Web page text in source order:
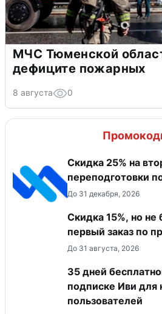
МЧС Тюменской
дефиците пожарных
8 августа 0
Скидка 25% на
переподготовки
До 31 декабря, 2026
Скидка 15%, но
первый заказ по
До 31 августа, 2026
35 дней
подписке Иви для
пользователей